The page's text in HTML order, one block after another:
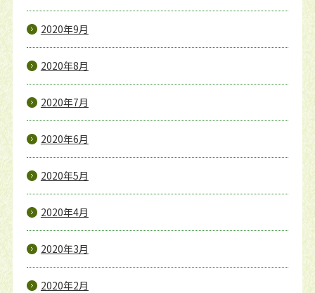
2020年9月
2020年8月
2020年7月
2020年6月
2020年5月
2020年4月
2020年3月
2020年2月